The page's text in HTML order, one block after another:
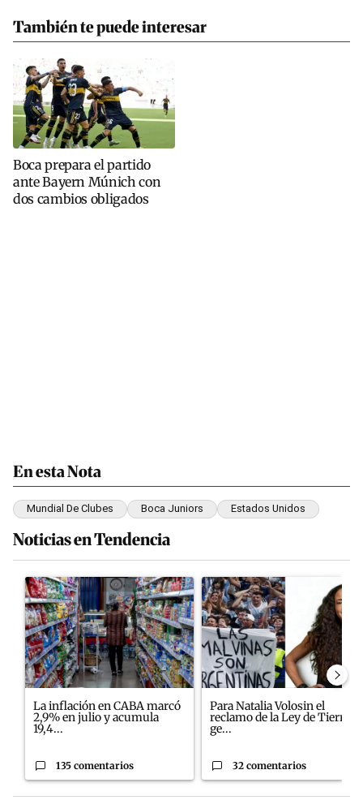
También te puede interesar
Boca prepara el partido
ante Bayern Múnich con
dos cambios obligados
En esta Nota
Mundial De Clubes Boca Juniors Estados Unidos
Noticias en Tendencia
Este listado muestra los artículos con más comentarios en los
Un artículo de tendencia con el título "La inflación en CABA
La inflación en CABA marcó
2,9% en julio y acumula
19,4...
135 comentarios
Un artículo de tendencia con
Para Natalia Volosin el
reclamo de la Ley de Tierras
ge...
32 comentarios